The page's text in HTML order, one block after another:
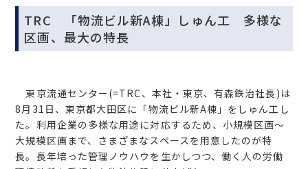
TRC 「物流ビル新A棟」しゅん工 多様な
区画、最大の特長
東京流通センター(=TRC、本社・東京、有森鉄治社長)は
8月31日、東京都大田区に「物流ビル新A棟」をしゅん工し
た。利用企業の多様な用途に対応するため、小規模区画～
大規模区画まで、さまざまなスペースを用意したのが特
長。長年培った管理ノウハウを生かしつつ、働く人の労働